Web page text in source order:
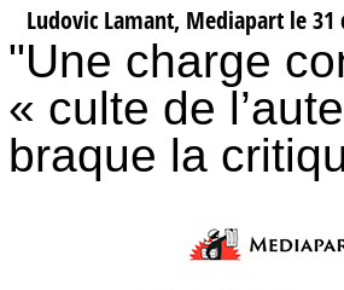
Tribunes
Bloc-notes
Archives
Actu : "La Nouvelle Vague"
Ludovic Lamant, Mediapart le 31
"Une charge
« culte de
braque la